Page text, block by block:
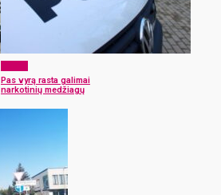
Pas vyrą rasta galimai
narkotinių medžiagų